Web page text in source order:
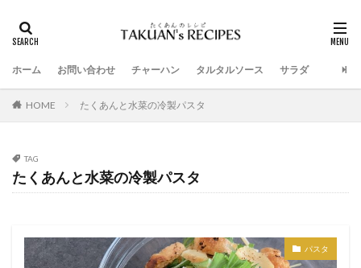
ホーム お問い合わせ チャーハン タルタルソース サラダ
HOME たくあんと水菜の冷製パスタ
TAG
たくあんと水菜の冷製パスタ
パスタ